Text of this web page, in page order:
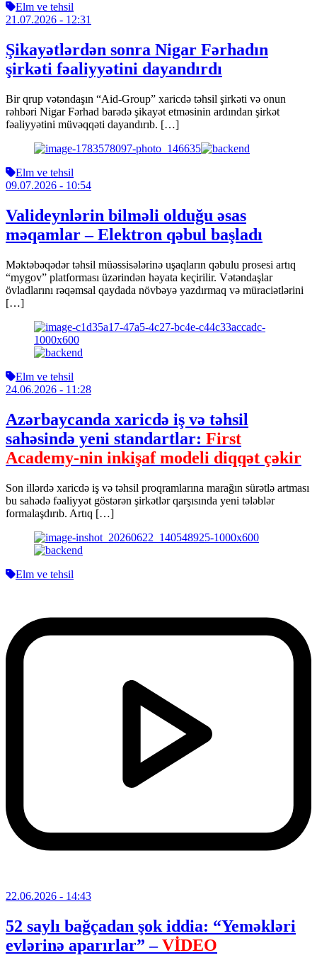
Elm ve tehsil
21.07.2026 - 12:31
Şikayətlərdən sonra Nigar Fərhadın
şirkəti fəaliyyətini dayandırdı
Bir qrup vətəndaşın “Aid-Group” xaricdə təhsil şirkəti və onun
rəhbəri Nigar Fərhad barədə şikayət etməsinin ardından şirkət
fəaliyyətini müvəqqəti dayandırıb. […]
Elm ve tehsil
09.07.2026 - 10:54
Valideynlərin bilməli olduğu əsas
məqamlar – Elektron qəbul başladı
Məktəbəqədər təhsil müəssisələrinə uşaqların qəbulu prosesi artıq
“mygov” platforması üzərindən həyata keçirilir. Vətəndaşlar
övladlarını rəqəmsal qaydada növbəyə yazdırmaq və müraciətlərini
[…]
Elm ve tehsil
24.06.2026 - 11:28
Azərbaycanda xaricdə iş və təhsil
sahəsində yeni standartlar: First
Academy-nin inkişaf modeli diqqət çəkir
Son illərdə xaricdə iş və təhsil proqramlarına marağın sürətlə artması
bu sahədə fəaliyyət göstərən şirkətlər qarşısında yeni tələblər
formalaşdırıb. Artıq […]
Elm ve tehsil
22.06.2026 - 14:43
52 saylı bağçadan şok iddia: “Yeməkləri
evlərinə aparırlar” –VİDEO